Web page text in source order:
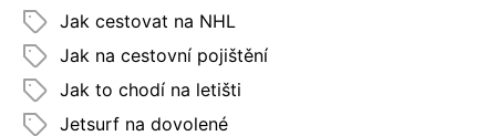
Jak cestovat na NHL
Jak na cestovní pojištění
Jak to chodí na letišti
Jetsurf na dovolené